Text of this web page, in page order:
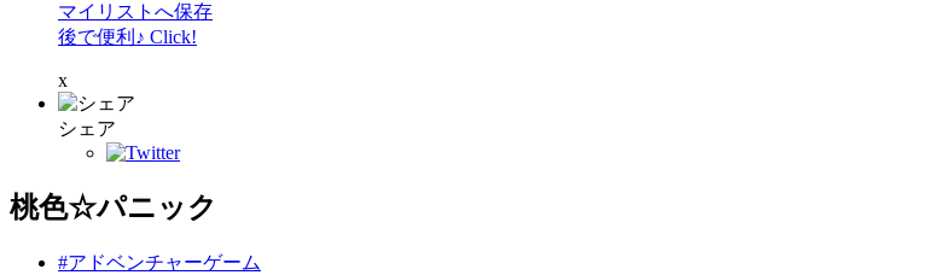
マイリストへ保存
後で便利♪ Click!
x
シェア
桃色☆パニック
#アドベンチャーゲーム